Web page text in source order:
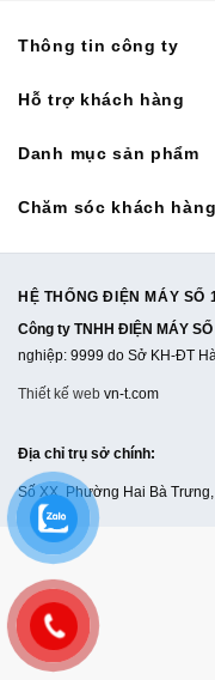
Thông tin công ty
Hỗ trợ khách hàng
Danh mục sản phẩm
Chăm sóc khách hàng
HỆ THỐNG ĐIỆN MÁY SỐ
Công ty TNHH ĐIỆN MÁY SỐ
nghiệp: 9999 do Sở KH-ĐT
Thiết kế web vn-t.com
Địa chỉ trụ sở chính:
Số XX, Phường Hai Bà